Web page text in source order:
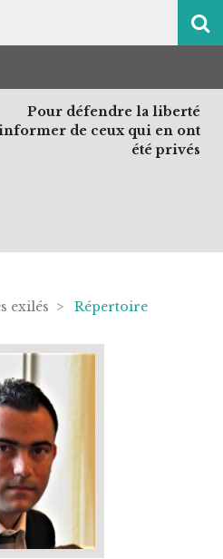
Pour défendre la liberté
de ceux qui en ont
été privés
exilés > Répertoire